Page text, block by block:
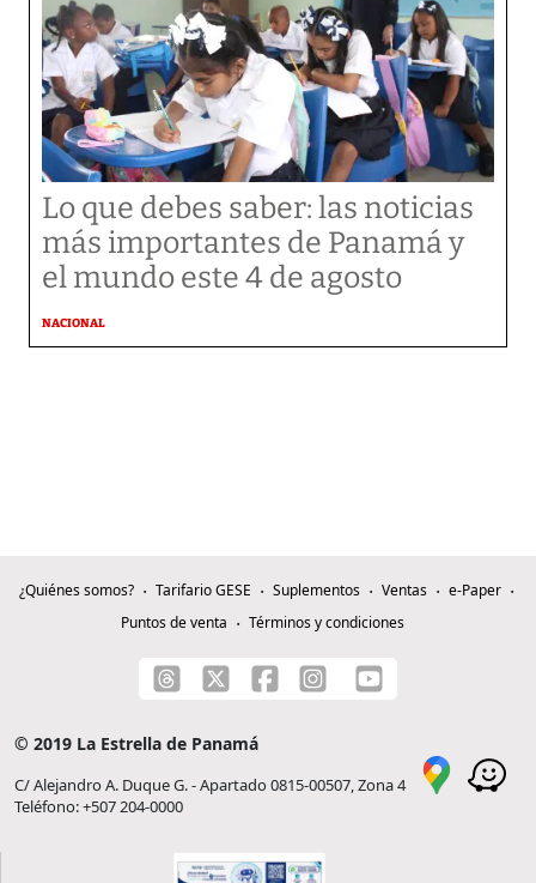
Lo que debes saber: las noticias
más importantes de Panamá y
el mundo este 4 de agosto
NACIONAL
¿Quiénes somos? Tarifario GESE Suplementos Ventas
e-Paper
Puntos de venta
Términos y condiciones
© 2019 La Estrella de Panamá
C/ Alejandro A. Duque G. - Apartado 0815-00507, Zona 4
Teléfono: +507 204-0000